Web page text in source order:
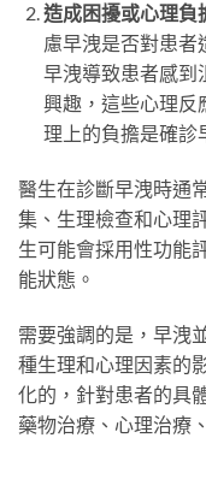
造成困擾或心理負
慮早洩是否對患者
早洩導致患者感到
興趣，這些心理反
理上的負擔是確診
醫生在診斷早洩時通
集、生理檢查和心理
生可能會採用性功能
能狀態。
需要強調的是，早洩
種生理和心理因素的
化的，針對患者的具
藥物治療、心理治療